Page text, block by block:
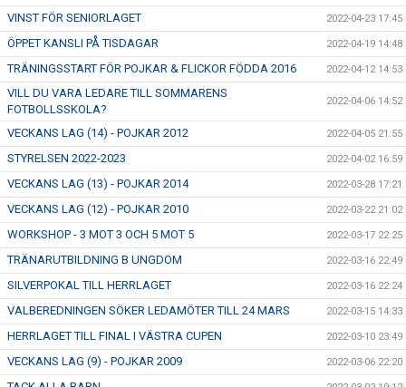
VINST FÖR SENIORLAGET 2022-04-23 17:45
ÖPPET KANSLI PÅ TISDAGAR 2022-04-19 14:48
TRÄNINGSSTART FÖR POJKAR & FLICKOR FÖDDA 2016 2022-04-12 14:53
VILL DU VARA LEDARE TILL SOMMARENS
FOTBOLLSSKOLA?
2022-04-06 14:52
VECKANS LAG (14) - POJKAR 2012 2022-04-05 21:55
STYRELSEN 2022-2023 2022-04-02 16:59
VECKANS LAG (13) - POJKAR 2014 2022-03-28 17:21
VECKANS LAG (12) - POJKAR 2010 2022-03-22 21:02
WORKSHOP - 3 MOT 3 OCH 5 MOT 5 2022-03-17 22:25
TRÄNARUTBILDNING B UNGDOM 2022-03-16 22:49
SILVERPOKAL TILL HERRLAGET 2022-03-16 22:24
VALBEREDNINGEN SÖKER LEDAMÖTER TILL 24 MARS 2022-03-15 14:33
HERRLAGET TILL FINAL I VÄSTRA CUPEN 2022-03-10 23:49
VECKANS LAG (9) - POJKAR 2009 2022-03-06 22:20